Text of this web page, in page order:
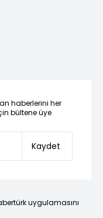
haberlerini her
bültene üye
Kaydet
uygulamasını